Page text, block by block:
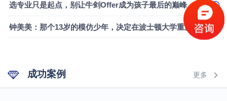
选专业只是起点，别让牛剑Offer成为孩子最后的巅峰
钟美美：那个13岁的模仿少年，决定在波士顿大学重新定义自己
成功案例 更多